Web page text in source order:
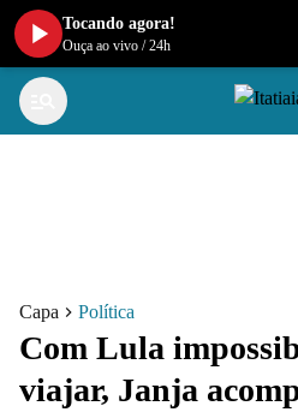
Capa Política
Com Lula
viajar, Janja
Tocando agora!
Ouça ao vivo /24h